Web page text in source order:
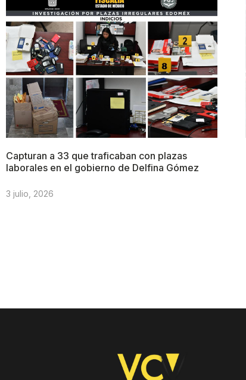
Capturan a 33 que traficaban con plazas
laborales en el gobierno de Delfina Gómez
3 julio, 2026